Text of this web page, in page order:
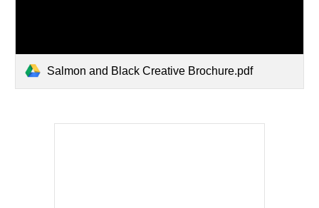
Salmon and Black Creative Brochure.pdf